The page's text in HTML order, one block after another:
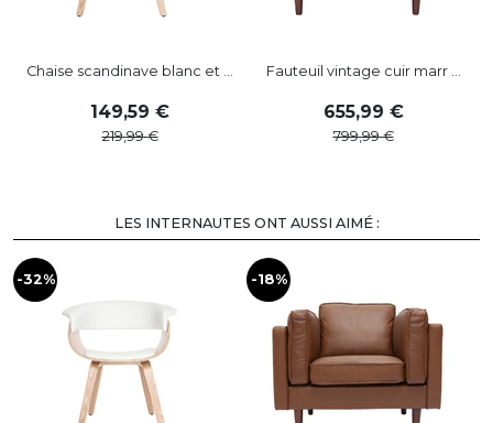
Chaise scandinave blanc et ...
149,59
219,99
Fauteuil vintage cuir marr ...
655,99
799,99
LES INTERNAUTES ONT AUSSI AIMÉ :
-32% -18%